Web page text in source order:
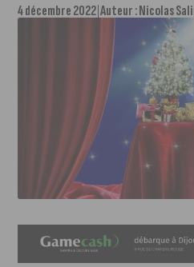
4 décembre 2022 Auteur :Nicolas